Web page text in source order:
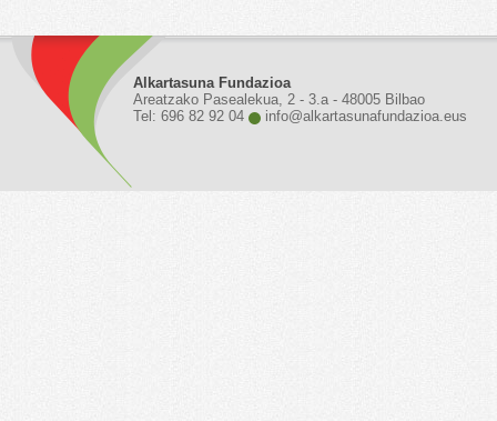
Alkartasuna Fundazioa
Areatzako Pasealekua, 2 - 3.a - 48005 Bilbao
Tel: 696 82 92 04
info@alkartasunafundazioa.eus